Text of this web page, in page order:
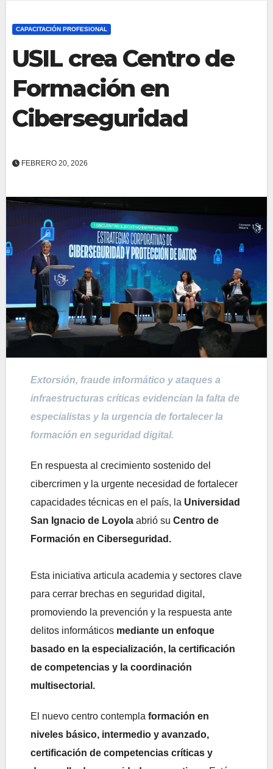
CAPACITACIÓN PROFESIONAL
USIL crea Centro de
Formación en
Ciberseguridad
FEBRERO 20, 2026
Extorsión, fraude informático y ataques a
infraestructuras críticas evidencian la falta de
especialistas y la urgencia de fortalecer la
formación en seguridad digital.
En respuesta al crecimiento sostenido del
cibercrimen y la urgente necesidad de fortalecer
capacidades técnicas en el país, la Universidad
San Ignacio de Loyola abrió su Centro de
Formación en Ciberseguridad.
Esta iniciativa articula academia y sectores clave
para cerrar brechas en seguridad digital,
promoviendo la prevención y la respuesta ante
delitos informáticos mediante un enfoque
basado en la especialización, la certificación
de competencias y la coordinación
multisectorial.
El nuevo centro contempla formación en
niveles básico, intermedio y avanzado,
certificación de competencias críticas y